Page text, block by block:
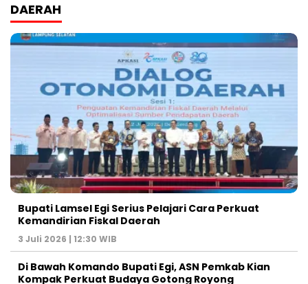
DAERAH
Bupati Lamsel Egi Serius Pelajari Cara Perkuat
Kemandirian Fiskal Daerah
3 Juli 2026 | 12:30 WIB
Di Bawah Komando Bupati Egi, ASN Pemkab Kian
Kompak Perkuat Budaya Gotong Royong